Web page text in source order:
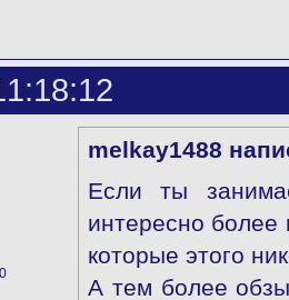
melkay1488
Если ты
интересно более
которые этого
А тем более